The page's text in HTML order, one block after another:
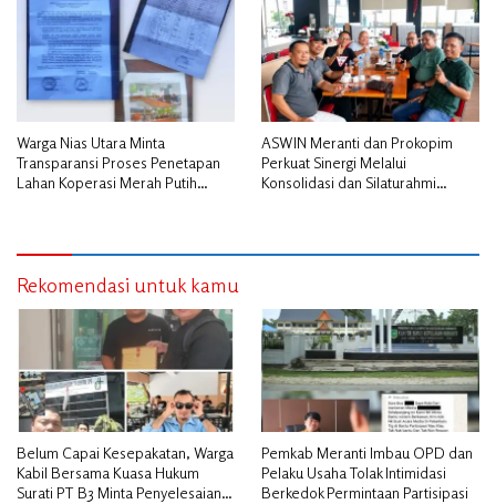
Warga Nias Utara Minta
Transparansi Proses Penetapan
Lahan Koperasi Merah Putih
ASWIN Meranti dan Prokopim
Perkuat Sinergi Melalui
Konsolidasi dan Silaturahmi
Rekomendasi untuk kamu
Belum Capai Kesepakatan, Warga
Kabil Bersama Kuasa Hukum
Surati PT B3 Minta Penyelesaian
Pemkab Meranti Imbau OPD dan
Pelaku Usaha Tolak Intimidasi
Berkedok Permintaan Partisipasi